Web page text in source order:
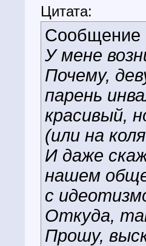
Цитата:
Сообщение
У мене
Почему,
парень
красивый,
(или на
И даже
нашем
с
Откуда,
Прошу,